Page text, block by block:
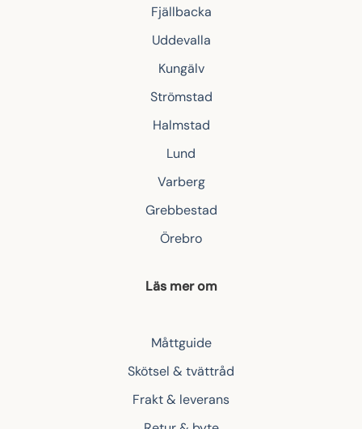
Fjällbacka
Uddevalla
Kungälv
Strömstad
Halmstad
Lund
Varberg
Grebbestad
Örebro
Läs mer om
Måttguide
Skötsel & tvättråd
Frakt & leverans